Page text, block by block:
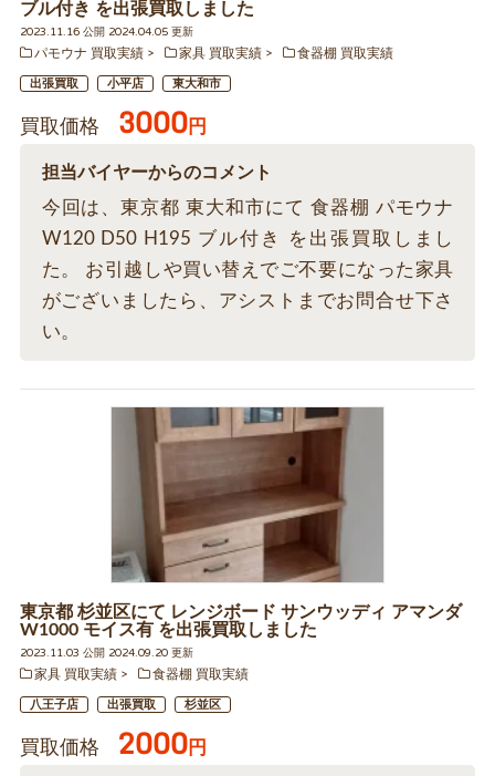
ブル付き を出張買取しました
2023.11.16 公開 2024.04.05 更新
パモウナ 買取実績
家具 買取実績 食器棚 買取実績
出張買取 小平店 東大和市
買取価格 3000円
担当バイヤーからのコメント
今回は、東京都 東大和市にて 食器棚 パモウナ
W120 D50 H195 ブル付き を出張買取しまし
た。 お引越しや買い替えでご不要になった家具
がございましたら、アシストまでお問合せ下さ
い。
東京都 杉並区にて レンジボード サンウッディ アマンダ
W1000 モイス有 を出張買取しました
2023.11.03 公開 2024.09.20 更新
家具 買取実績
食器棚 買取実績
八王子店 出張買取 杉並区
買取価格 2000円